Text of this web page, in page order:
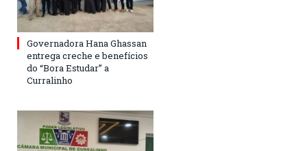
Governadora Hana Ghassan
entrega creche e benefícios
do “Bora Estudar” a
Curralinho